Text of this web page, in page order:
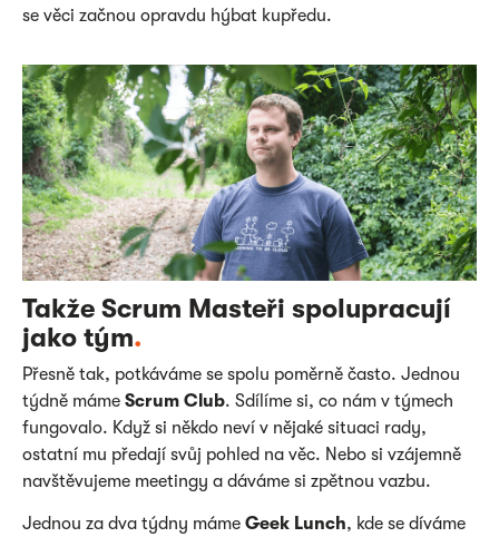
se věci začnou opravdu hýbat kupředu.
Takže Scrum Masteři spolupracují
jako tým.
Přesně tak, potkáváme se spolu poměrně často. Jednou
týdně máme Scrum Club. Sdílíme si, co nám v týmech
fungovalo. Když si někdo neví v nějaké situaci rady,
ostatní mu předají svůj pohled na věc. Nebo si vzájemně
navštěvujeme meetingy a dáváme si zpětnou vazbu.
Jednou za dva týdny máme Geek Lunch, kde se díváme